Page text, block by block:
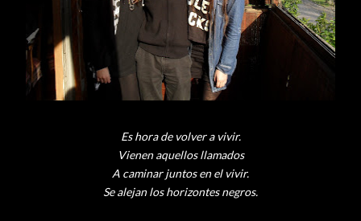
Es hora de volver a vivir.
Vienen aquellos llamados
A caminar juntos en el vivir.
Se alejan los horizontes negros.